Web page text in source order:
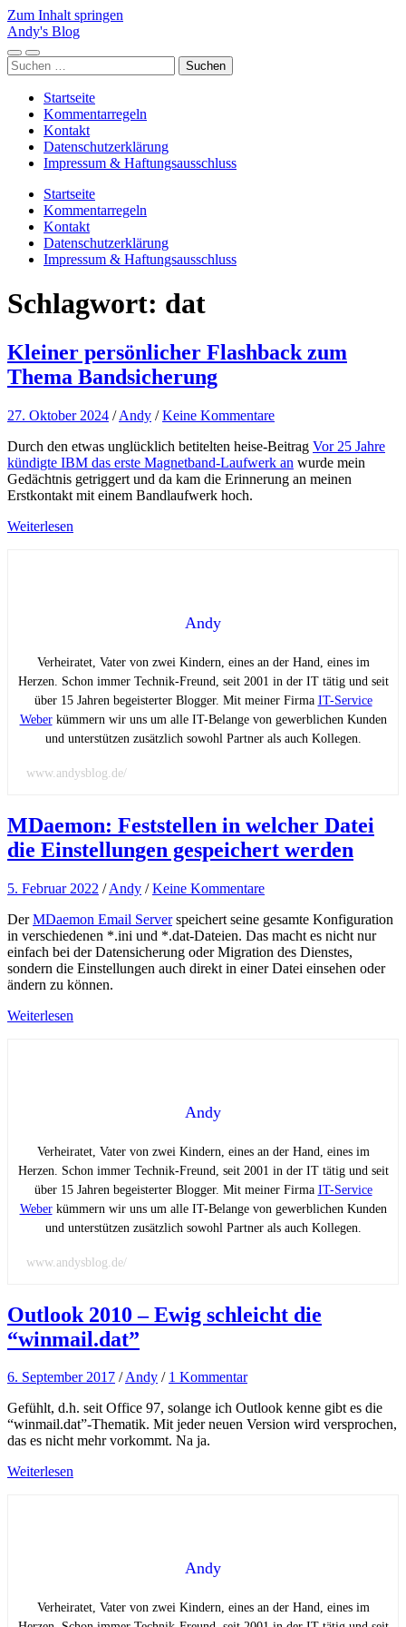
Zum Inhalt springen
Andy's Blog
Mobile-
Menü
Suchfeld
ein-/ausblenden
Suchen
nach:
Startseite
Kommentarregeln
Kontakt
Datenschutzerklärung
Impressum & Haftungsausschluss
Startseite
Kommentarregeln
Kontakt
Datenschutzerklärung
Impressum & Haftungsausschluss
Schlagwort: dat
Kleiner persönlicher Flashback zum
Thema Bandsicherung
27. Oktober 2024 /Andy /Keine Kommentare
Durch den etwas unglücklich betitelten heise-Beitrag Vor 25 Jahre
kündigte IBM das erste Magnetband-Laufwerk an wurde mein
Gedächtnis getriggert und da kam die Erinnerung an meinen
Erstkontakt mit einem Bandlaufwerk hoch.
Weiterlesen
Andy
Verheiratet, Vater von zwei Kindern, eines an der Hand, eines im
Herzen. Schon immer Technik-Freund, seit 2001 in der IT tätig und seit
über 15 Jahren begeisterter Blogger. Mit meiner Firma IT-Service
Weberkümmern wir uns um alle IT-Belange von gewerblichen Kunden
und unterstützen zusätzlich sowohl Partner als auch Kollegen.
www.andysblog.de/
MDaemon: Feststellen in welcher Datei
die Einstellungen gespeichert werden
5. Februar 2022 /Andy /Keine Kommentare
DerMDaemon Email Serverspeichert seine gesamte Konfiguration
in verschiedenen *.ini und *.dat-Dateien. Das macht es nicht nur
einfach bei der Datensicherung oder Migration des Dienstes,
sondern die Einstellungen auch direkt in einer Datei einsehen oder
ändern zu können.
Weiterlesen
Andy
Verheiratet, Vater von zwei Kindern, eines an der Hand, eines im
Herzen. Schon immer Technik-Freund, seit 2001 in der IT tätig und seit
über 15 Jahren begeisterter Blogger. Mit meiner Firma IT-Service
Weberkümmern wir uns um alle IT-Belange von gewerblichen Kunden
und unterstützen zusätzlich sowohl Partner als auch Kollegen.
www.andysblog.de/
Outlook 2010 – Ewig schleicht die
“winmail.dat”
6. September 2017 /Andy / 1 Kommentar
Gefühlt, d.h. seit Office 97, solange ich Outlook kenne gibt es die
“winmail.dat”-Thematik. Mit jeder neuen Version wird versprochen,
das es nicht mehr vorkommt. Na ja.
Weiterlesen
Andy
Verheiratet, Vater von zwei Kindern, eines an der Hand, eines im